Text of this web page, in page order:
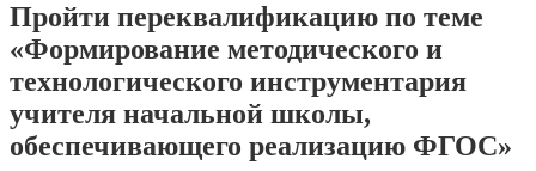
Пройти переквалификацию по теме
«Формирование методического и
технологического инструментария
учителя начальной школы,
обеспечивающего реализацию ФГОС»